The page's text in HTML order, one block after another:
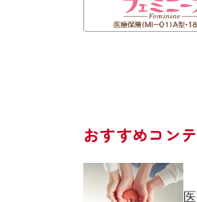
おすすめコン